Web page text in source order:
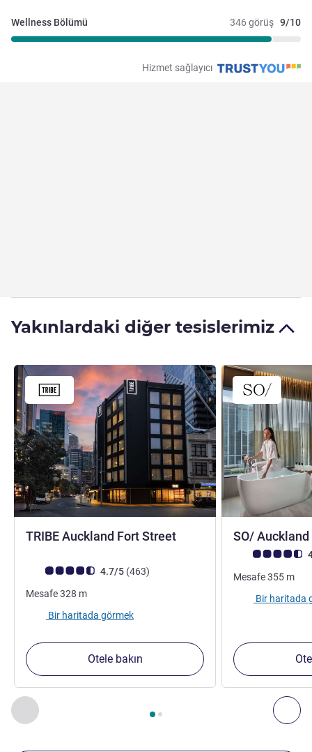
346 görüş 9/10
Wellness Bölümü
Hizmet sağlayıcı
Yakınlardaki diğer tesislerimiz
Önceki - Yakınlardaki diğer tesislerimiz
Sayfa , Yakınlardaki diğer tesislerimiz 1 :, Yakınlardaki
TRIBE Auckland Fort Street4 yıldız
Avis müşterileri puanı (ALL Puanlama)
4.7/5 (463görüş
)
Mesafe328 m
Bir haritada görmek
Otele bakın
SO/ Auckland
Avis müşterileri
Mesafe355 m
Bir haritada